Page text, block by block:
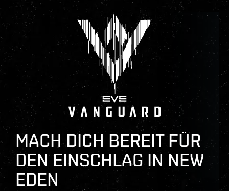
MACH DICH BEREIT FÜR
DEN EINSCHLAG IN NEW
EDEN